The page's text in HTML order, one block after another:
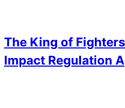
The King of
Impact Regulation A